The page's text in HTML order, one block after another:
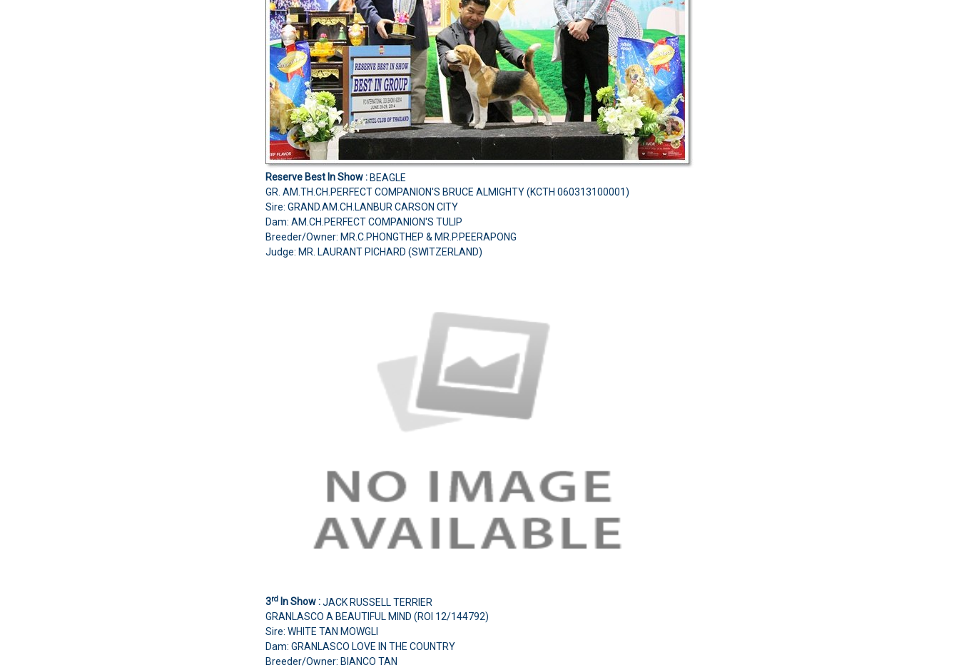
Reserve Best In Show : BEAGLE
GR. AM.TH.CH.PERFECT COMPANION'S BRUCE ALMIGHTY (KCTH 060313100001)
Sire: GRAND.AM.CH.LANBUR CARSON CITY
Dam: AM.CH.PERFECT COMPANION'S TULIP
Breeder/Owner: MR.C.PHONGTHEP & MR.P.PEERAPONG
Judge: MR. LAURANT PICHARD (SWITZERLAND)
3rd In Show :JACK RUSSELL TERRIER
GRANLASCO A BEAUTIFUL MIND (ROI 12/144792)
Sire: WHITE TAN MOWGLI
Dam: GRANLASCO LOVE IN THE COUNTRY
Breeder/Owner: BIANCO TAN